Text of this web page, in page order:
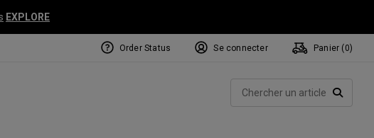
EXPLORE
Order Status Se connecter Panier ( 0)